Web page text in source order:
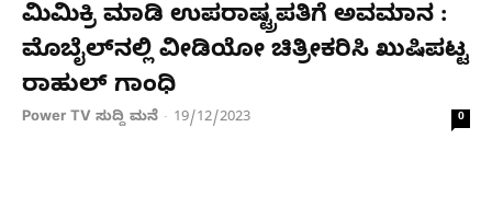
ಮಿಮಿಕ್ರಿ ಮಾಡಿ ಉಪರಾಷ್ಟ್ರಪತಿಗೆ ಅವಮಾನ :
ಮೊಬೈಲ್​ನಲ್ಲಿ ವೀಡಿಯೋ ಚಿತ್ರೀಕರಿಸಿ ಖುಷಿಪಟ್ಟ
ರಾಹುಲ್ ಗಾಂಧಿ
Power TV ಸುದ್ದಿ ಮನೆ - 19/12/2023 0